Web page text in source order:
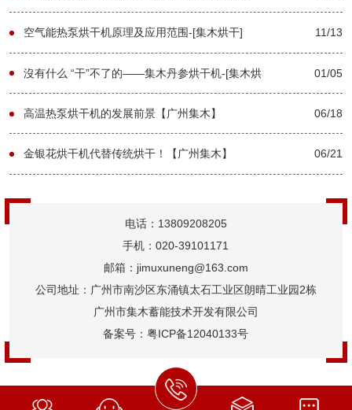
[集木烘干]
空气能热泵烘干机原理及应用范围-[集木烘干] 11/13
沒有什么 “干”不了的——集木丹参烘干机-[集木烘
干]
01/05
高温热泵烘干机的发展前景【广州集木】 06/18
金银花烘干机代替传统烘干！【广州集木】 06/21
电话：13809208205
手机：020-39101171
邮箱：jimuxuneng@163.com
公司地址：广州市南沙区东涌镇太石工业区朗晴工业园2栋
广州市集木蓄能技术开发有限公司
备案号：粤ICP备12040133号